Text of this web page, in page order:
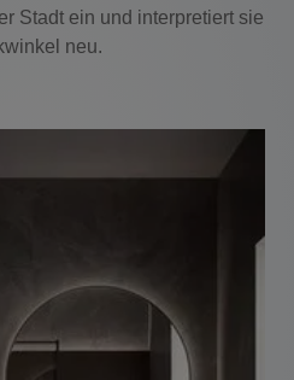
Stadt ein und interpretiert sie
neu.